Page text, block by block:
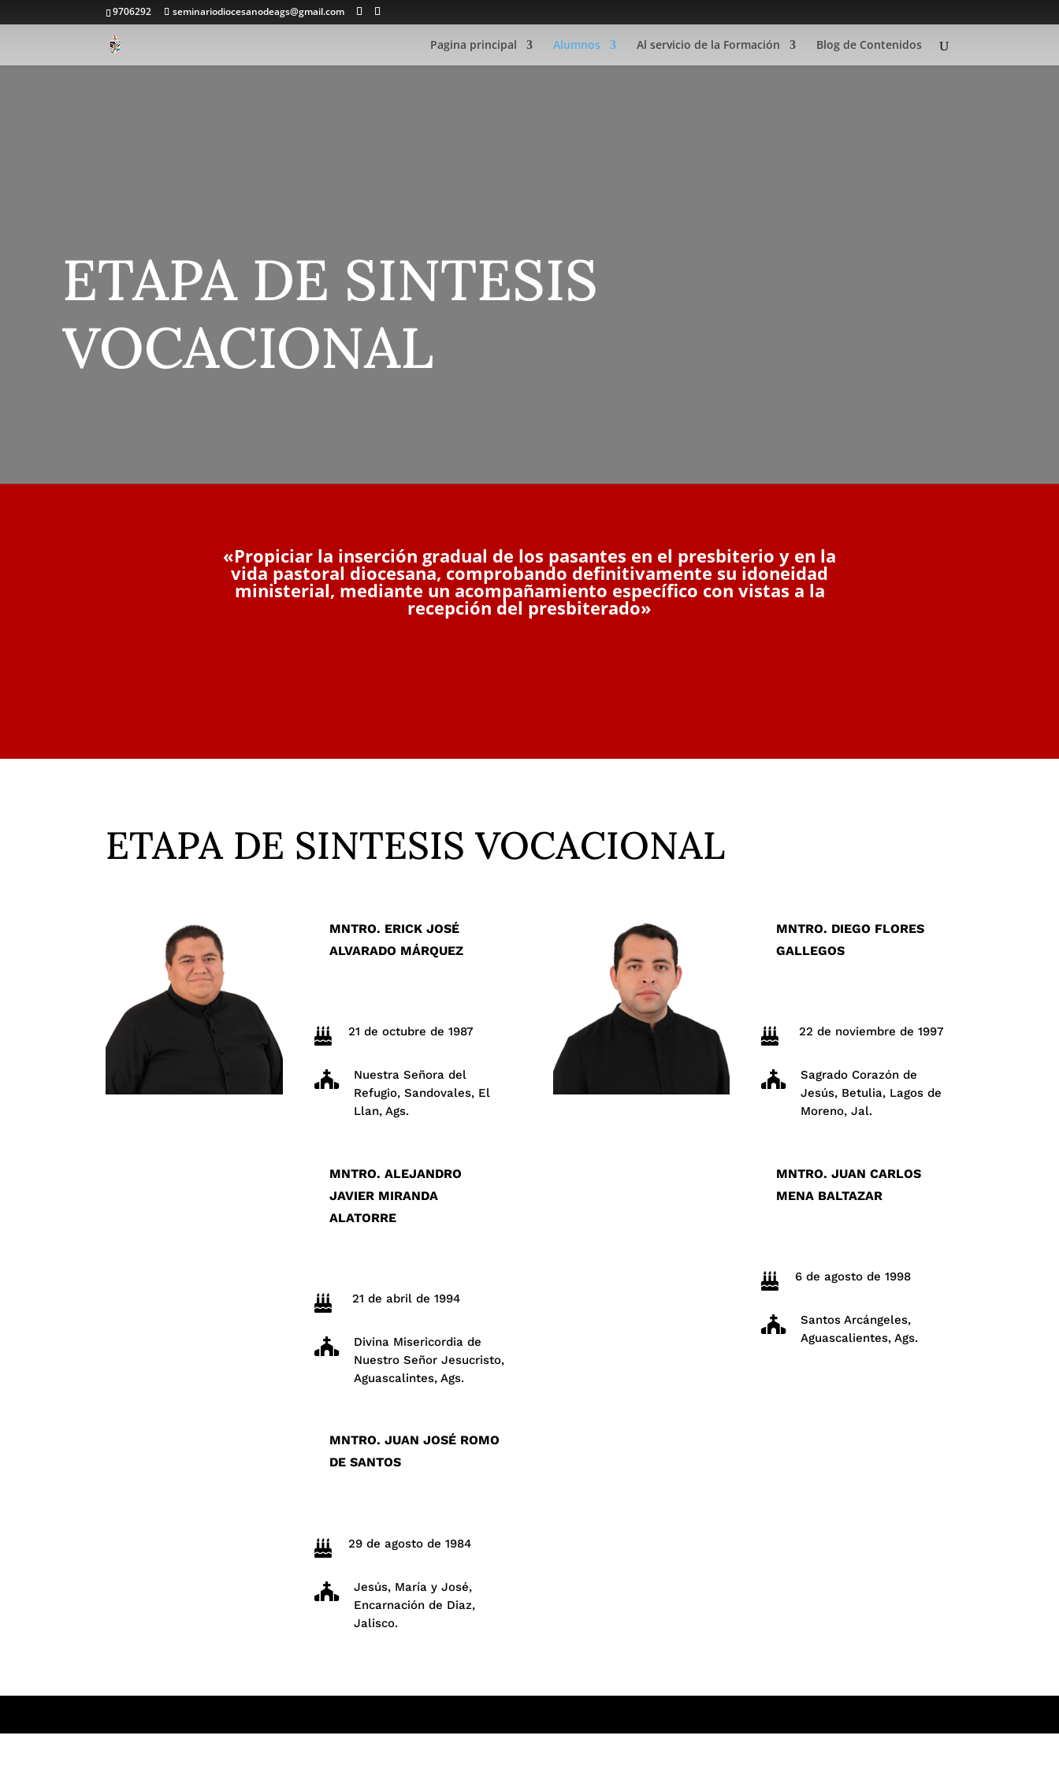
9706292 seminariodiocesanodeags@gmail.com
Pagina principal Alumnos Al servicio de la Formación Blog de Contenidos
ETAPA DE SINTESIS
VOCACIONAL
«Propiciar la inserción gradual de los pasantes en el presbiterio y en la
vida pastoral diocesana, comprobando definitivamente su idoneidad
ministerial, mediante un acompañamiento específico con vistas a la
recepción del presbiterado»
ETAPA DE SINTESIS VOCACIONAL
MNTRO. ERICK JOSÉ
ALVARADO MÁRQUEZ
 21 de octubre de 1987

Nuestra Señora del
Refugio, Sandovales, El
Llan, Ags.
MNTRO. DIEGO FLORES
GALLEGOS
 22 de noviembre de 1997

Sagrado Corazón de
Jesús, Betulia, Lagos de
Moreno, Jal.
MNTRO. ALEJANDRO
JAVIER MIRANDA
ALATORRE
 21 de abril de 1994

Divina Misericordia de
Nuestro Señor Jesucristo,
Aguascalintes, Ags.
MNTRO. JUAN CARLOS
MENA BALTAZAR
 6 de agosto de 1998

Santos Arcángeles,
Aguascalientes, Ags.
MNTRO. JUAN JOSÉ ROMO
DE SANTOS
 29 de agosto de 1984

Jesús, María y José,
Encarnación de Diaz,
Jalisco.